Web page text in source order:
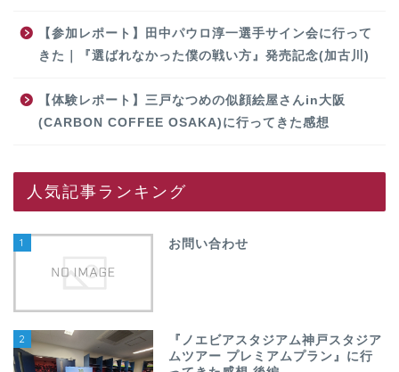
【参加レポート】田中パウロ淳一選手サイン会に行って
きた｜『選ばれなかった僕の戦い方』発売記念(加古川)
【体験レポート】三戸なつめの似顔絵屋さんin大阪
(CARBON COFFEE OSAKA)に行ってきた感想
人気記事ランキング
1 お問い合わせ
2
『ノエビアスタジアム神戸スタジア
ムツアー プレミアムプラン』に行